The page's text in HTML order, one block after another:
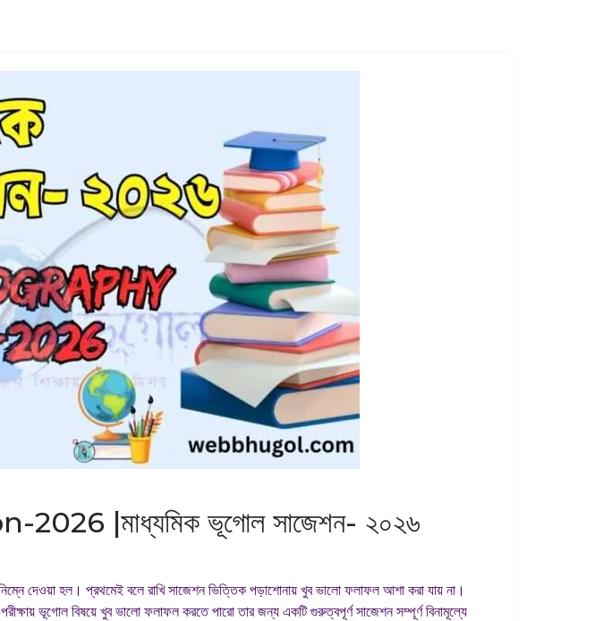
|মাধ্যমিক ভূগোল সাজেশন- ২০২৬
দেওয়া হল। প্রথমেই বলে রাখি সাজেশন ভিত্তিক পড়াশোনায় খুব ভালো ফলাফল আশা করা যায় না।
ভূগোল বিষয়ে খুব ভালো ফলাফল করতে পারো তার জন্য একটি গুরুত্বপূর্ণ সাজেশন সম্পূর্ণ বিনামূল্যে